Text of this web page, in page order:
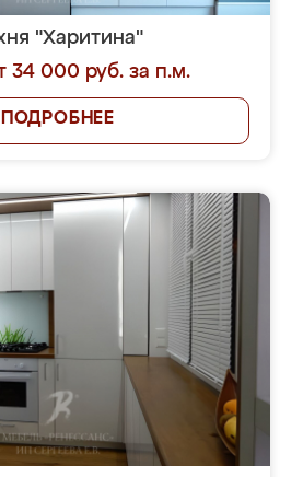
"Харитина"
34 000 руб. за п.м.
ПОДРОБНЕЕ